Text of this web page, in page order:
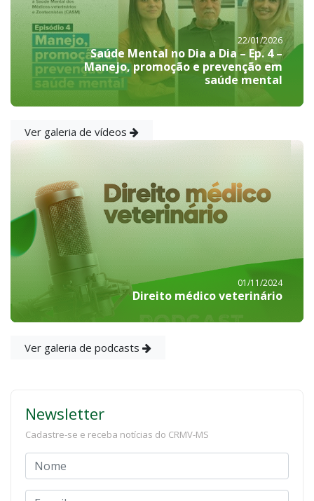
22/01/2026
Saúde Mental no Dia a Dia – Ep. 4 –
Manejo, promoção e prevenção em
saúde mental
Ver galeria de vídeos
01/11/2024
Direito médico veterinário
Ver galeria de podcasts
Newsletter
Cadastre-se e receba notícias do CRMV-MS